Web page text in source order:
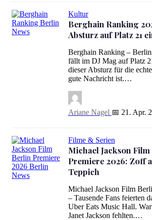
Berghain Ranking 2026: Warum der
Kultur
Berghain Ranking
Absturz auf Platz 21
Berghain Ranking –
fällt im DJ Mag auf Platz
dieser Absturz für die
gute Nachricht ist.…
Ariane Nagel 📅 21. Apr.
Filme & Serien
Michael Jackson
Premiere 2026: Zoff
Teppich
Michael Jackson Film
– Tausende Fans feierten
Uber Eats Music Hall.
Janet Jackson fehlten.…